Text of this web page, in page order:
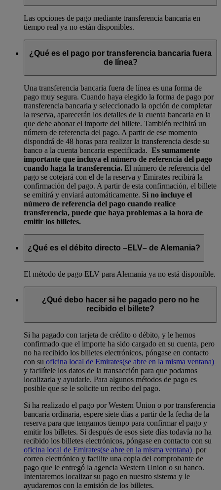
Las opciones de pago mediante transferencia bancaria en
tiempo real ya no están disponibles.
¿Qué es el pago por transferencia bancaria fuera
de línea?
Una transferencia bancaria fuera de línea es una forma de
pago muy segura. Cuando haya elegido la forma de pago por
transferencia bancaria y seleccionado la opción de completar
la reserva, aparecerán los detalles de la cuenta bancaria en la
que debe abonar el importe del billete. También recibirá un
número de referencia del pago. A partir de ese momento
dispondrá de 48 horas para realizar la transferencia desde su
banco a la cuenta bancaria especificada. Es sumamente
importante que incluya el número de referencia del pago
cuando haga la transferencia. El número de referencia del
pago se cotejará con el de la reserva y Emirates recibirá la
confirmación del pago. A partir de esta confirmación, el billete
se emitirá y enviará automáticamente. Si no incluye el
número de referencia del pago cuando realice
transferencia, puede que haya problemas a la hora de
emitir los billetes.
¿Qué es el débito directo –ELV– de Alemania?
El método de pago ELV para Alemania ya no está disponible.
¿Qué debo hacer si he pagado pero no he
recibido el billete?
Si ha pagado con tarjeta de crédito o débito, y le hemos
confirmado que el importe ha sido cargado en su cuenta, pero
no ha recibido los billetes electrónicos, póngase en contacto
con su oficina local de Emirates(se abre en la misma ventana)
y facilítele los datos de la transacción para que podamos
localizarla y ayudarle. Para algunos métodos de pago es
posible que se le solicite un recibo del pago.
Si ha realizado el pago por Western Union o por transferencia
bancaria ordinaria, espere siete días a partir de la fecha de la
reserva para que tengamos tiempo para confirmar el pago y
emitir los billetes. Si después de esos siete días todavía no ha
recibido los billetes electrónicos, póngase en contacto con su
oficina local de Emirates(se abre en la misma ventana) por
correo electrónico y facilite una copia del comprobante de
pago que le entregó la agencia Western Union o su banco.
Intentaremos localizar su pago en nuestro sistema y le
ayudaremos con la emisión de los billetes.